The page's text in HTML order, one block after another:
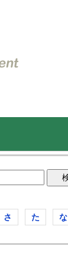
さ た な